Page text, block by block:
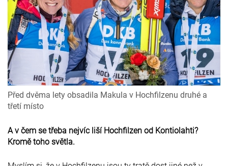
Před dvěma lety obsadila Makula v Hochfilzenu druhé a
třetí místo
A v čem se třeba nejvíc liší Hochfilzen od Kontiolahti?
Kromě toho světla.